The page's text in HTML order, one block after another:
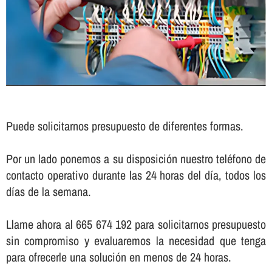
Puede solicitarnos presupuesto de diferentes formas.
Por un lado ponemos a su disposición nuestro teléfono de
contacto operativo durante las 24 horas del dí­a, todos los
dí­as de la semana.
Llame ahora al 665 674 192 para solicitarnos presupuesto
sin compromiso y evaluaremos la necesidad que tenga
para ofrecerle una solución en menos de 24 horas.